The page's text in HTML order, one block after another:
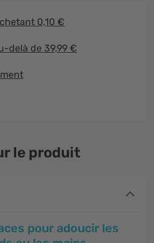
0,10 €
delà de 39,99 €
le produit
pour adoucir les